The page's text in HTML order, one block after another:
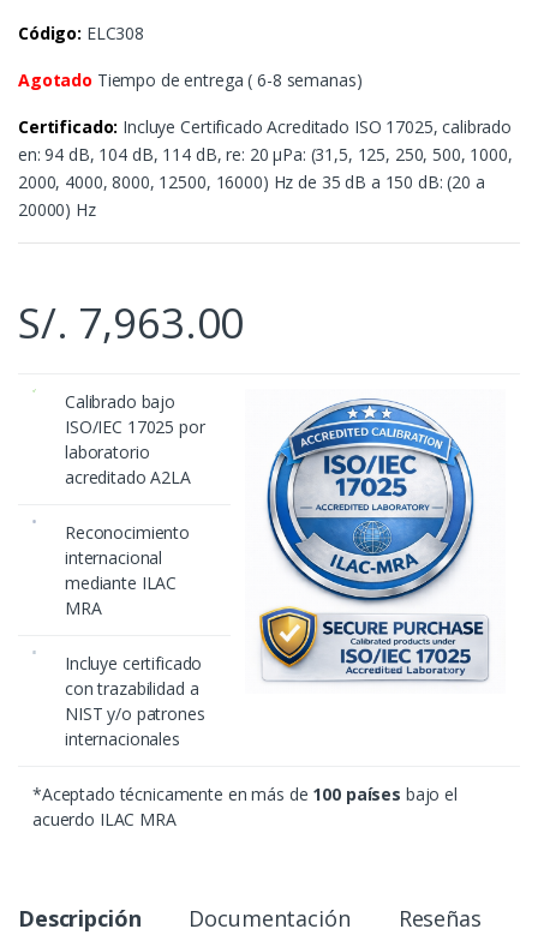
Código: ELC308
Agotado Tiempo de entrega ( 6-8 semanas)
Certificado: Incluye Certificado Acreditado ISO 17025, calibrado
en: 94 dB, 104 dB, 114 dB, re: 20 μPa: (31,5, 125, 250, 500, 1000,
2000, 4000, 8000, 12500, 16000) Hz de 35 dB a 150 dB: (20 a
20000) Hz
S/. 7,963.00
Calibrado bajo
ISO/IEC 17025 por
laboratorio
acreditado A2LA
Reconocimiento
internacional
mediante ILAC
MRA
Incluye certificado
con trazabilidad a
NIST y/o patrones
internacionales
*Aceptado técnicamente en más de 100 países bajo el
acuerdo ILAC MRA
Descripción Documentación Reseñas